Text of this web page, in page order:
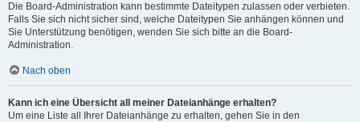
Die Board-Administration kann bestimmte Dateitypen zulassen oder verbieten.
Falls Sie sich nicht sicher sind, welche Dateitypen Sie anhängen können und
Sie Unterstützung benötigen, wenden Sie sich bitte an die Board-
Administration.
Nach oben
Kann ich eine Übersicht all meiner Dateianhänge erhalten?
Um eine Liste all Ihrer Dateianhänge zu erhalten, gehen Sie in den